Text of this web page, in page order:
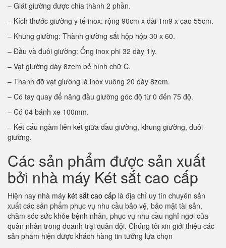
– Giát giường được chia thành 2 phần.
– Kích thước giường y tế inox: rộng 90cm x dài 1m9 x cao 55cm.
– Khung giường: Thành giường sắt hộp hộp 30 x 60.
– Đầu và đuôi giường: Ống inox phi 32 dày 1ly.
– Vạt giường dày 8zem bẻ hình chữ C.
– Thanh đỡ vạt giường là inox vuông 20 dày 8zem.
– Có tay quay để nâng đầu giường góc độ từ 0 đến 75 độ.
– Có 04 bánh xe 100mm.
– Kết cấu ngàm liên kết giữa đầu giường, khung giường, đuôi
giường.
Các sản phẩm được sản xuất
bởi nhà máy Két sắt cao cấp
Hiện nay nhà máy két sắt cao cấp là địa chỉ uy tín chuyên sản
xuất các sản phẩm phục vụ nhu cầu bảo vệ, bảo mật tài sản,
chăm sóc sức khỏe bệnh nhân, phục vụ nhu cầu nghỉ ngơi của
quân nhân trong doanh trại quân đội. Chúng tôi xin giới thiệu các
sản phẩm hiện được khách hàng tin tưởng lựa chọn